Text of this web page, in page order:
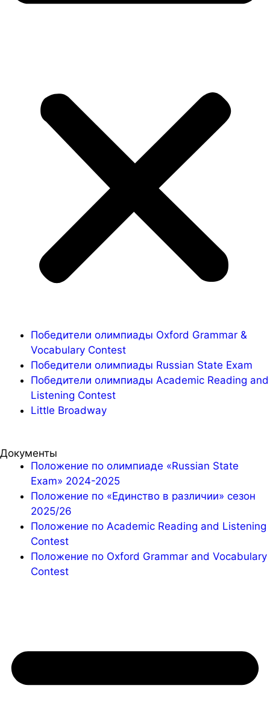
Победители олимпиады Oxford Grammar &
Vocabulary Contest
Победители олимпиады Russian State Exam
Победители олимпиады Academic Reading and
Listening Contest
Little Broadway
Документы
Положение по олимпиаде «Russian State
Exam» 2024-2025
Положение по «Единство в различии» сезон
2025/26
Положение по Academic Reading and Listening
Contest
Положение по Oxford Grammar and Vocabulary
Contest